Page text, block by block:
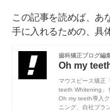
この記事を読めば、あ
手に入れるための、具
歯科矯正ブログ編
Oh my
マウスピース矯正
teeth Whitening」
Oh my teeth導入
ニング、自社ブラ